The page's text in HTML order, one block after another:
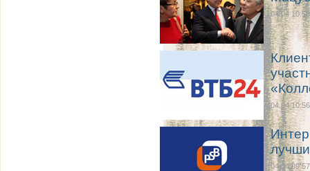
04.04 10:58
04.04 10:56
04.04 09:57